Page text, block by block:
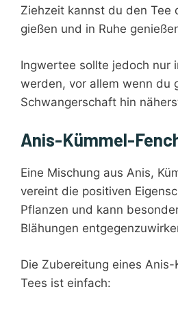
Ziehzeit kannst du den Tee
gießen und in Ruhe
Ingwertee sollte jedoch nur
werden, vor allem wenn du
Schwangerschaft hin
Anis-Kümmel-
Eine Mischung aus Anis,
vereint die positiven
Pflanzen und kann
Blähungen
Die Zubereitung eines
Tees ist einfach: